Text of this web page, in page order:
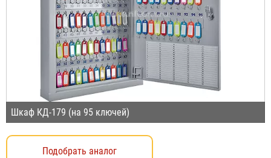
Шкаф КД-179 (на 95 ключей)
Подобрать аналог